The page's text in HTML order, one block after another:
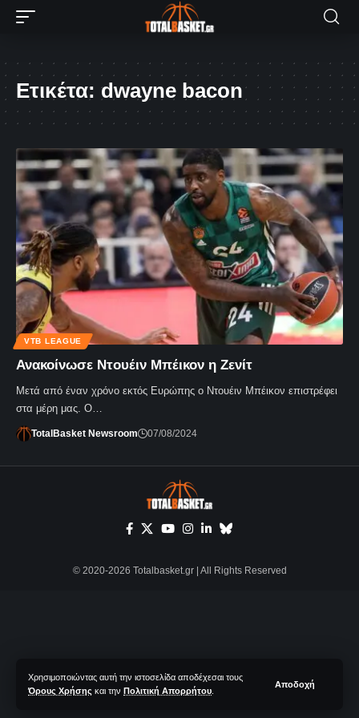
Χρησιμοποιώντας αυτή την ιστοσελίδα αποδέχεσαι τους
Όρους Χρήσης και την Πολιτική Απορρήτου
Αποδοχή
Ετικέτα: dwayne bacon
VTB LEAGUE
Ανακοίνωσε Ντουέιν Μπέικον η Ζενίτ
Μετά από έναν χρόνο εκτός Ευρώπης ο Ντουέιν Μπέικον επιστρέφει
στα μέρη μας. Ο…
TotalBasket Newsroom 07/08/2024
© 2020-2026 Totalbasket.gr | All Rights Reserved